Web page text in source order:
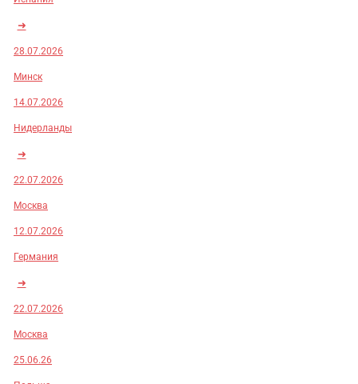
➜
28.07.2026
Минск
14.07.2026
Нидерланды
➜
22.07.2026
Москва
12.07.2026
Германия
➜
22.07.2026
Москва
25.06.26